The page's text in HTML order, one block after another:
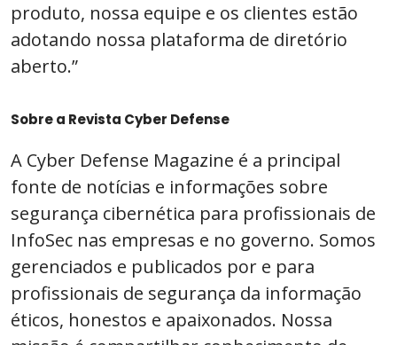
produto, nossa equipe e os clientes estão
adotando nossa plataforma de diretório
aberto.”
Sobre a Revista Cyber ​​Defense
A Cyber ​​Defense Magazine é a principal
fonte de notícias e informações sobre
segurança cibernética para profissionais de
InfoSec nas empresas e no governo. Somos
gerenciados e publicados por e para
profissionais de segurança da informação
éticos, honestos e apaixonados. Nossa